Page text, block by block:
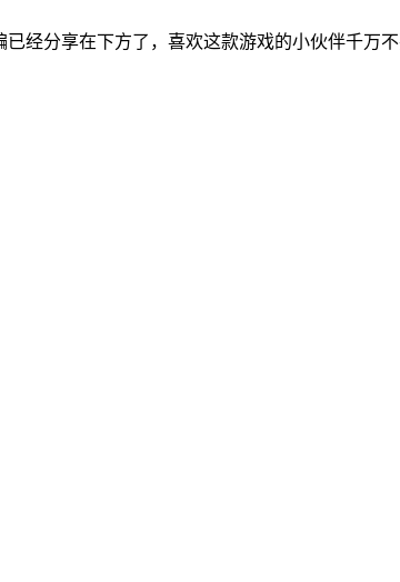
经分享在下方了，喜欢这款游戏的小伙伴千万